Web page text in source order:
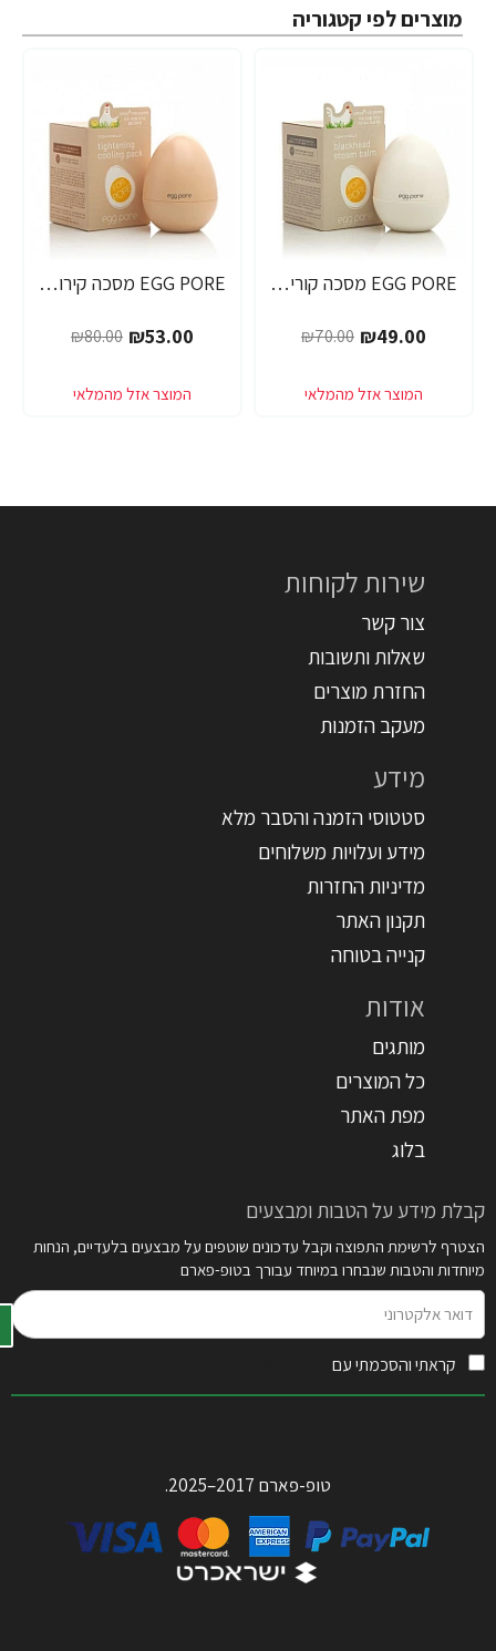
מוצרים לפי קטגוריה
-30% EGG PORE מסכה קוריאנית לניקוי ראשים שחורים 30 גרם - מבית Tony Moly
₪49.00
₪70.00
-34% EGG PORE מסכה קירור לכיווץ נקבוביות 30 גרם - מבית Tony Moly
₪53.00
₪80.00
שירות לקוחות
צור קשר
שאלות ותשובות
החזרת מוצרים
מעקב הזמנות
מידע
סטטוסי הזמנה והסבר מלא
מידע ועלויות משלוחים
מדיניות החזרות
תקנון האתר
קנייה בטוחה
אודות
מותגים
כל המוצרים
מפת האתר
בלוג
קבלת מידע על הטבות ומבצעים
הצטרף לרשימת התפוצה וקבל עדכונים שוטפים על מבצעים בלעדיים, הנחות
מיוחדות והטבות שנבחרו במיוחד עבורך בטופ-פארם
אלקטרוני
קראתי והסכמתי עם
טופ-פארם 2017–2025.